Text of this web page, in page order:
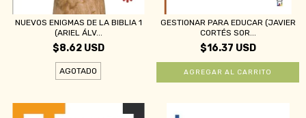
NUEVOS ENIGMAS DE LA BIBLIA 1
(ARIEL ÁLV...
$8.62 USD
AGOTADO
GESTIONAR PARA EDUCAR (JAVIER
CORTÉS SOR...
$16.37 USD